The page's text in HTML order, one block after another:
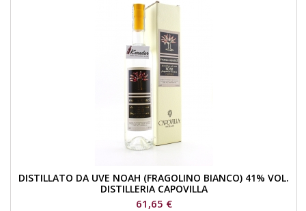
DISTILLATO DA UVE NOAH (FRAGOLINO BIANCO) 41% VOL.
DISTILLERIA CAPOVILLA
Prezzo
61,65 €